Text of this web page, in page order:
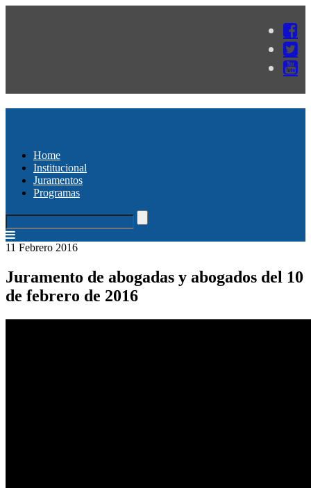
Home
Institucional
Juramentos
Programas
11 Febrero 2016
Juramento de abogadas y abogados del 10
de febrero de 2016